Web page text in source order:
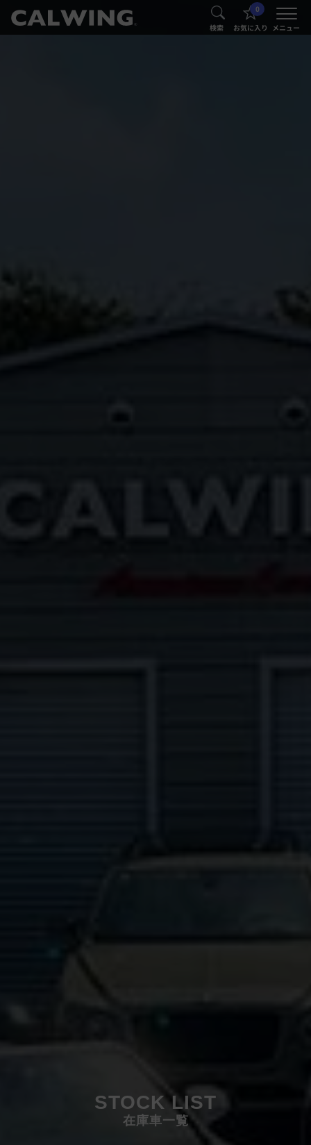
® 検索
0
お気に入り メニュー
®
STOCK LIST
在庫車一覧